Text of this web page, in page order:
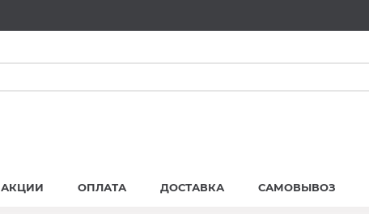
АКЦИИ ОПЛАТА ДОСТАВКА САМОВЫВОЗ